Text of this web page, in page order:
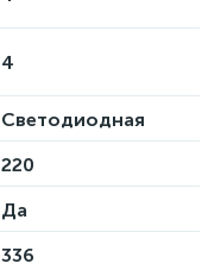
4
Светодиодная
220
Да
336